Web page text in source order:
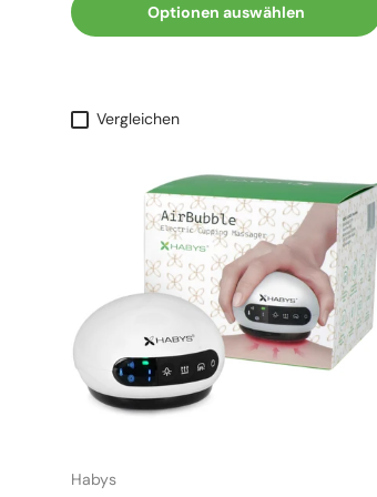
Optionen auswählen
Vergleichen
Habys